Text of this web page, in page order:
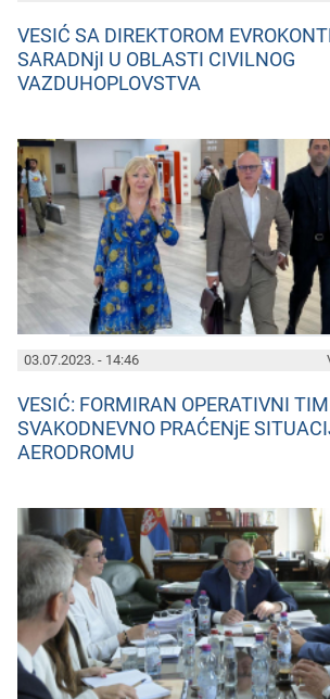
VESIĆ SA DIREKTOROM
SARADNjI U OBLASTI CIVILNOG
VAZDUHOPLOVSTVA
03.07.2023. - 14:46
VESIĆ: FORMIRAN OPERATIVNI
SVAKODNEVNO PRAĆENjE
AERODROMU